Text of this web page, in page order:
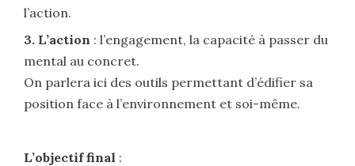
l’action.
3. L’action : l’engagement, la capacité à passer du
mental au concret.
On parlera ici des outils permettant d’édifier sa
position face à l’environnement et soi-même.
L’objectif final :